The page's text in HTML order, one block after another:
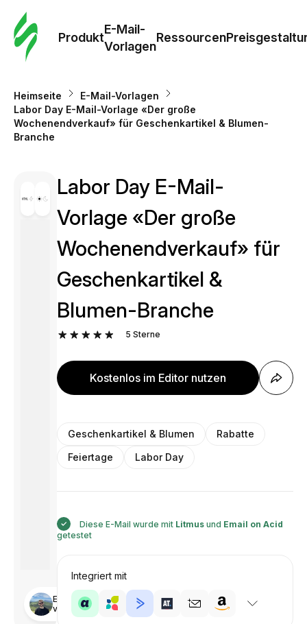
Produkt
E-Mail-
Vorlagen
Ressourcen
Heimseite
E-Mail-Vorlagen
Labor Day E-Mail-Vorlage «Der große
Wochenendverkauf» für Geschenkartikel & Blumen-
Branche
Entworfen
von Illia
Labor Day E-Mail-
Vorlage «Der große
Wochenendverkauf» für
Geschenkartikel &
Blumen-Branche
5 Sterne
Kostenlos im Editor nutzen
Geschenkartikel & Blumen
Rabatte
Feiertage
Labor Day
Diese E-Mail wurde mit Litmusund Email on Acid
getestet
Integriert mit